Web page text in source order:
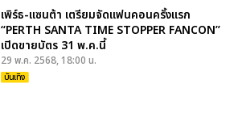
เพิร์ธ-แซนต้า เตรียมจัดแฟนคอนครั้งแรก
“PERTH SANTA TIME STOPPER FANCON”
เปิดขายบัตร 31 พ.ค.นี้
29 พ.ค. 2568, 18:00 น.
บันเทิง